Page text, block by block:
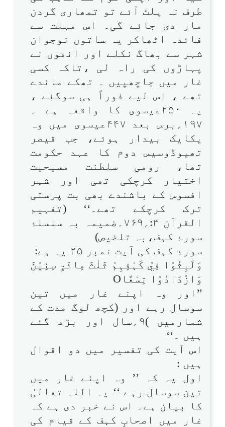
طرف نہ پلٹ آئے تو تمھاری گردن
مار دی جائے گی۔ اس مہلت سے
فائدہ اٹھاکر یہ ساتوں نوجوان
شہر سے بھاگ نکلے اور انھوں نے
پہاڑوں کی راہ لی ،تاکہ کسی
غار میں جاچھپیں ۔ تھکے ماندے
تھے ، اس لیے فوراً ہی سوگئے ،
یہ ۲۵۰عیسوی کا واقعہ ہے ۔
۱۹۷؍برس بعد ۴۴۷عیسوی میں وہ
یکایک بیدار ہوئے، جب قیصر
تھیوڈوسیس دوم کا عہد حکومت
تھا، رومی سلطنت مسیحیت
اختیار کرچکی تھی اور شہر
افسوس کے باشندے بھی بت پرستی
ترک کرچکے تھے۔‘‘ (تفہیم
القرآن ۳:؍۷۶۹۔ضمیمہ بہ سلسلۂ
سورۂ کہف،بہ تلخیص)
سورۂ کہف کی آیت نمبر ۲۵ یہ ہے:
وَلَبِثُوْا فِيْ كَہْفِہِمْ ثَلٰثَ مِائَۃٍ سِنِيْنَ
وَازْدَادُوْا تِسْعًاO
’’اور وہ اپنے غار میں تین
سوسال رہے اور (کچھ لوگ مدت کے
شمارمیں )۹؍سال اور بڑھ گئے
ہیں ۔‘‘
اس آیت کی تفسیر میں دو اقوال
ہیں :
اول یہ کہ ’’ وہ اپنے غار میں
تین سوسال رہے ‘‘ یہ اللہ تعالیٰ
کا بیان ہے۔ اس نے خبر دی ہے کہ
غار میں اصحابِ کہف کے قیام کی